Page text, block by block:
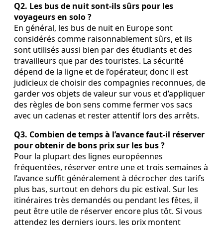
Q2. Les bus de nuit sont‑ils sûrs pour les
voyageurs en solo ?
En général, les bus de nuit en Europe sont
considérés comme raisonnablement sûrs, et ils
sont utilisés aussi bien par des étudiants et des
travailleurs que par des touristes. La sécurité
dépend de la ligne et de l’opérateur, donc il est
judicieux de choisir des compagnies reconnues, de
garder vos objets de valeur sur vous et d’appliquer
des règles de bon sens comme fermer vos sacs
avec un cadenas et rester attentif lors des arrêts.
Q3. Combien de temps à l’avance faut‑il réserver
pour obtenir de bons prix sur les bus ?
Pour la plupart des lignes européennes
fréquentées, réserver entre une et trois semaines à
l’avance suffit généralement à décrocher des tarifs
plus bas, surtout en dehors du pic estival. Sur les
itinéraires très demandés ou pendant les fêtes, il
peut être utile de réserver encore plus tôt. Si vous
attendez les derniers jours, les prix montent